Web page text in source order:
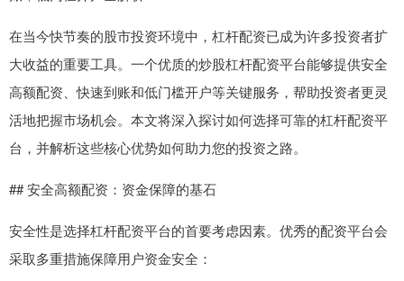
在当今快节奏的股市投资环境中，杠杆配资已成为许多投资者扩
大收益的重要工具。一个优质的炒股杠杆配资平台能够提供安全
高额配资、快速到账和低门槛开户等关键服务，帮助投资者更灵
活地把握市场机会。本文将深入探讨如何选择可靠的杠杆配资平
台，并解析这些核心优势如何助力您的投资之路。
## 安全高额配资：资金保障的基石
安全性是选择杠杆配资平台的首要考虑因素。优秀的配资平台会
采取多重措施保障用户资金安全：